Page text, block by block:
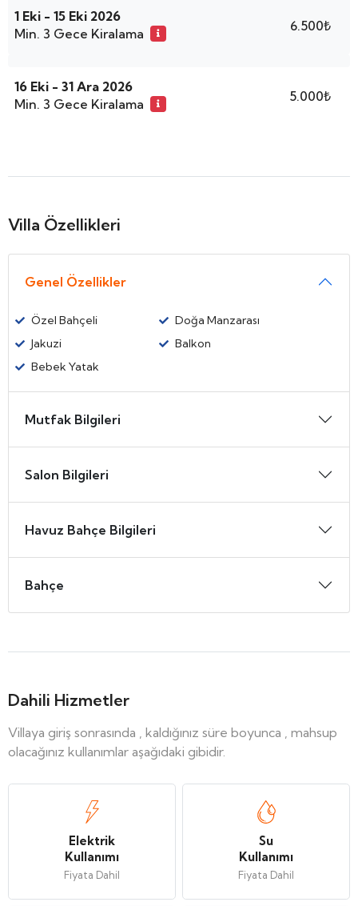
1 Eki - 15 Eki 2026
Min. 3 Gece Kiralama
6.500₺
16 Eki - 31 Ara 2026
Min. 3 Gece Kiralama
5.000₺
Villa Özellikleri
Genel Özellikler
Özel Bahçeli
Doğa Manzarası
Jakuzi
Balkon
Bebek Yatak
Mutfak Bilgileri
Salon Bilgileri
Havuz Bahçe Bilgileri
Bahçe
Dahili Hizmetler
Villaya giriş sonrasında , kaldığınız süre boyunca , mahsup
olacağınız kullanımlar aşağıdaki gibidir.
Elektrik
Kullanımı
Fiyata Dahil
Su
Kullanımı
Fiyata Dahil